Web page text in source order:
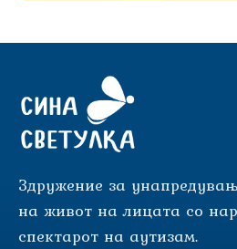
Здружение за
на живот на лицата со
спектарот на аутизам.